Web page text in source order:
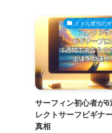
ミドル世代の
サーフィン初心者が6
レクトサーフビギナ
真相